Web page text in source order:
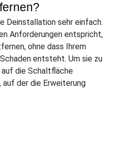
Deinstallation sehr einfach.
Anforderungen entspricht,
ohne dass Ihrem
entsteht. Um sie zu
die Schaltfläche
der die Erweiterung